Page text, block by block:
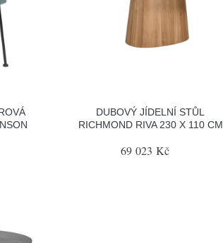
DUBOVÝ JÍDELNÍ STŮL
RICHMOND RIVA 230 X 110 CM
69 023 Kč